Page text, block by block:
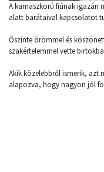
A kamaszkorú fiúnak igazán
alatt barátaival kapcsolatot
Őszinte örömmel és
szakértelemmel vette
Akik közelebbről ismerik, azt
alapozva, hogy nagyon jól